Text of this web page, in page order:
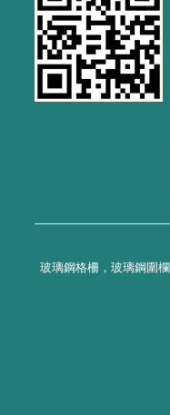
玻璃鋼格柵，玻璃鋼圍